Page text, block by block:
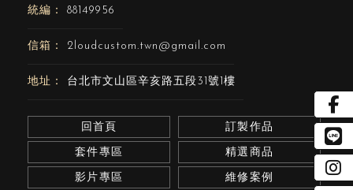
88149956
2loudcustom.twn@gmail.com
台北市文山區辛亥路五段31號1樓
回首頁 訂製作品
套件專區 精選商品
影片專區 維修案例